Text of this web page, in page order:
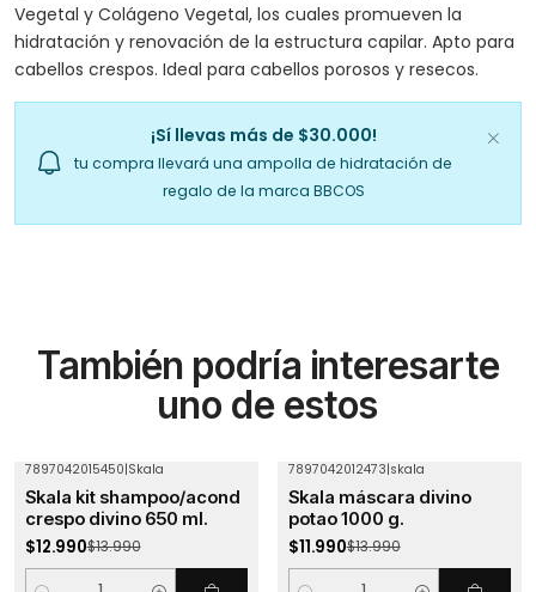
Vegetal y Colágeno Vegetal, los cuales promueven la
hidratación y renovación de la estructura capilar. Apto para
cabellos crespos. Ideal para cabellos porosos y resecos.
¡Sí llevas más de $30.000!
tu compra llevará una ampolla de hidratación de
regalo de la marca BBCOS
También podría interesarte
uno de estos
7897042015450|Skala
Skala kit shampoo/acond
crespo divino 650 ml.
$12.990$13.990
7897042012473|skala
Skala máscara divino
potao 1000 g.
$11.990$13.990